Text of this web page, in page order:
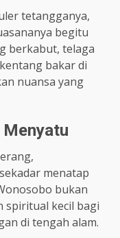
tetangganya,
begitu
berkabut, telaga
bakar di
nuansa yang
menatap
bukan
spiritual kecil bagi
di tengah alam.